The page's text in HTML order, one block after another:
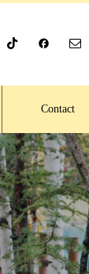
Contact